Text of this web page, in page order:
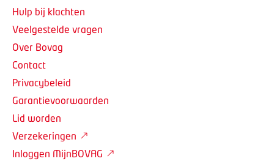
Hulp bij klachten
Veelgestelde vragen
Over Bovag
Contact
Privacybeleid
Garantievoorwaarden
Lid worden
Verzekeringen
Inloggen MijnBOVAG